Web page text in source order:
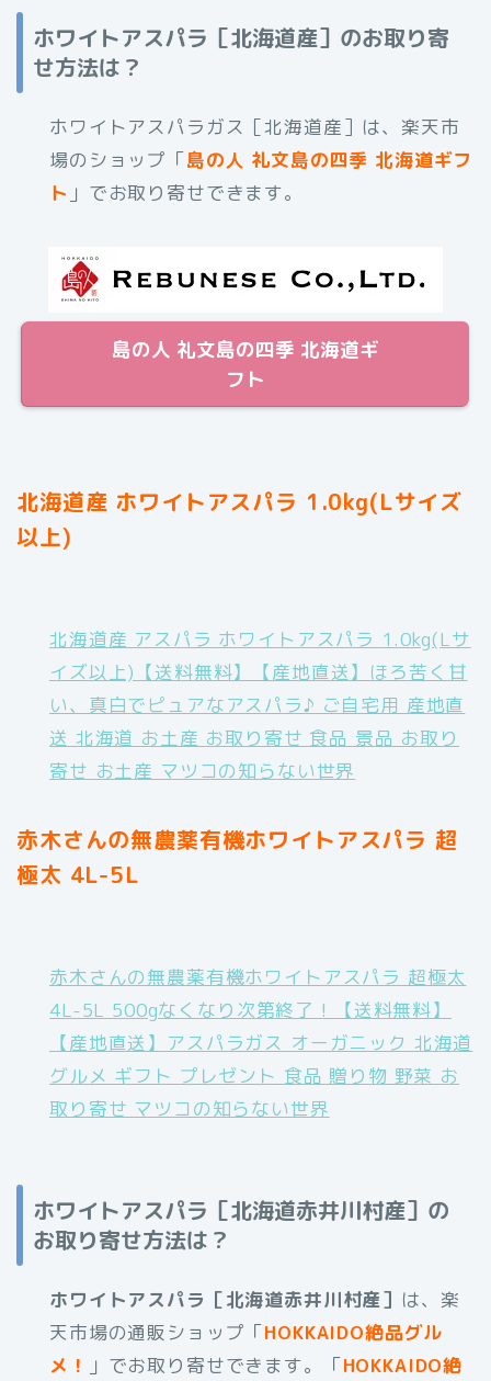
ホワイトアスパラ［北海道産］のお取り寄
せ方法は？
ホワイトアスパラガス［北海道産］は、楽天市
場のショップ「島の人 礼文島の四季 北海道ギフ
ト 」でお取り寄せできます。
島の人 礼文島の四季 北海道ギ
フト
北海道産 ホワイトアスパラ 1.0kg(Lサイズ
以上)
北海道産 アスパラ ホワイトアスパラ 1.0kg(Lサ
イズ以上)【送料無料】【産地直送】ほろ苦く甘
い、真白でピュアなアスパラ♪ ご自宅用 産地直
送 北海道 お土産 お取り寄せ 食品 景品 お取り
寄せ お土産 マツコの知らない世界
赤木さんの無農薬有機ホワイトアスパラ 超
極太 4L-5L
赤木さんの無農薬有機ホワイトアスパラ 超極太
4L-5L 500gなくなり次第終了！【送料無料】
【産地直送】アスパラガス オーガニック 北海道
グルメ ギフト プレゼント 食品 贈り物 野菜 お
取り寄せ マツコの知らない世界
ホワイトアスパラ［北海道赤井川村産］の
お取り寄せ方法は？
ホワイトアスパラ［北海道赤井川村産］ は、楽
天市場の通販ショップ「HOKKAIDO絶品グル
メ！
」でお取り寄せできます。「HOKKAIDO絶